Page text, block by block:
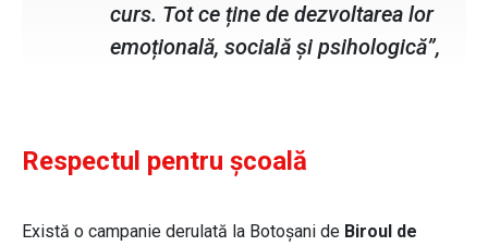
curs. Tot ce ține de dezvoltarea lor
emoțională, socială și psihologică”,
Respectul pentru școală
Există o campanie derulată la Botoșani de Biroul de